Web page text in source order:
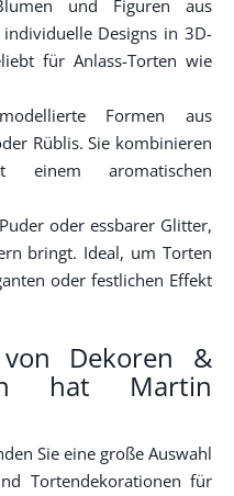
und Figuren aus
Designs in 3D-
für Anlass-Torten wie
Formen aus
Rüblis. Sie kombinieren
einem aromatischen
oder essbarer Glitter,
bringt. Ideal, um Torten
oder festlichen Effekt
Dekoren &
hat Martin
Sie eine große Auswahl
Tortendekorationen für